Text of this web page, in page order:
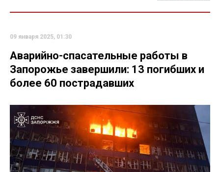
09 января 2025, 01:30
Аварийно-спасательные работы в
Запорожье завершили: 13 погибших и
более 60 пострадавших